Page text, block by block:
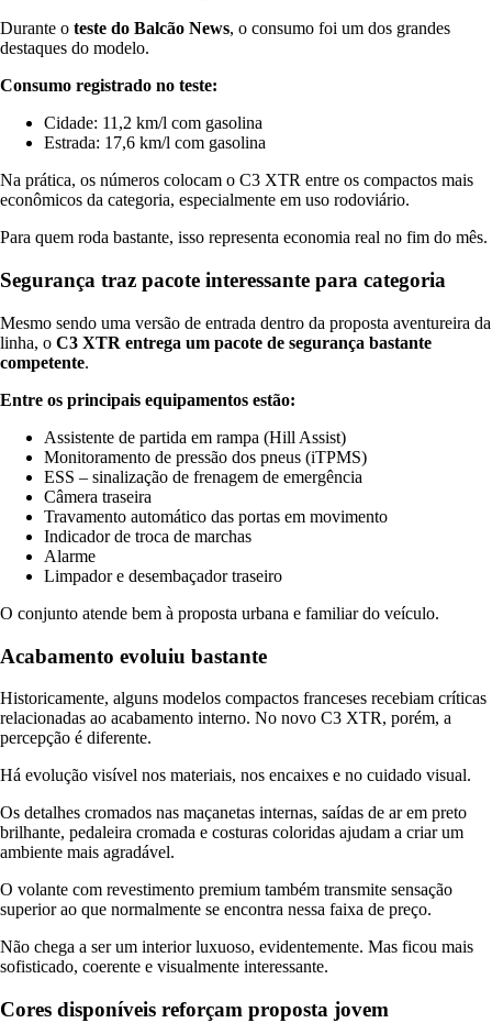
Durante o teste do Balcão News, o consumo foi um dos grandes
destaques do modelo.
Consumo registrado no teste:
Cidade: 11,2 km/l com gasolina
Estrada: 17,6 km/l com gasolina
Na prática, os números colocam o C3 XTR entre os compactos mais
econômicos da categoria, especialmente em uso rodoviário.
Para quem roda bastante, isso representa economia real no fim do mês.
Segurança traz pacote interessante para categoria
Mesmo sendo uma versão de entrada dentro da proposta aventureira da
linha, o C3 XTR entrega um pacote de segurança bastante
competente.
Entre os principais equipamentos estão:
Assistente de partida em rampa (Hill Assist)
Monitoramento de pressão dos pneus (iTPMS)
ESS – sinalização de frenagem de emergência
Câmera traseira
Travamento automático das portas em movimento
Indicador de troca de marchas
Alarme
Limpador e desembaçador traseiro
O conjunto atende bem à proposta urbana e familiar do veículo.
Acabamento evoluiu bastante
Historicamente, alguns modelos compactos franceses recebiam críticas
relacionadas ao acabamento interno. No novo C3 XTR, porém, a
percepção é diferente.
Há evolução visível nos materiais, nos encaixes e no cuidado visual.
Os detalhes cromados nas maçanetas internas, saídas de ar em preto
brilhante, pedaleira cromada e costuras coloridas ajudam a criar um
ambiente mais agradável.
O volante com revestimento premium também transmite sensação
superior ao que normalmente se encontra nessa faixa de preço.
Não chega a ser um interior luxuoso, evidentemente. Mas ficou mais
sofisticado, coerente e visualmente interessante.
Cores disponíveis reforçam proposta jovem